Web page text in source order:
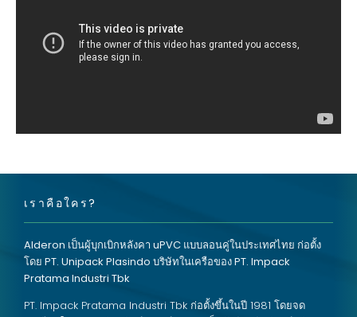
เราคือใคร?
Alderon เป็นผู้บุกเบิกหลังคา uPVC แบบลอนคู่ในประเทศไทย ก่อตั้ง
โดย PT. Unipack Plasindo บริษัทในเครือของ PT. Impack
Pratama Industri Tbk
PT. Impack Pratama Industri Tbk ก่อตั้งขึ้นในปี 1981 โดยจด